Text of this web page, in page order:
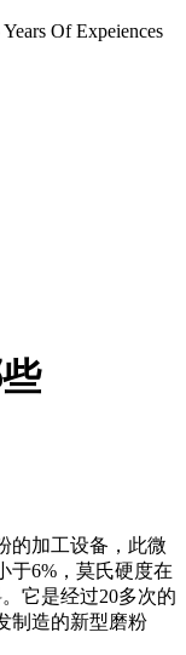
Of Expeiences
的加工设备，此微
于6%，莫氏硬度在
它是经过20多次的
制造的新型磨粉